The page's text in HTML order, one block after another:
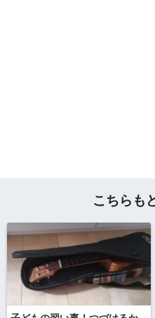
こちらも